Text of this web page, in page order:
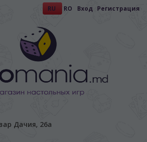
RU RO Вход Регистрация
Дачия, 26а